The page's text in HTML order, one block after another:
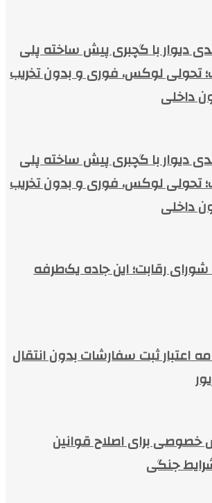
دیوار با گچبری پیش ساخته پلی
تحولی لوکس، فوری و بدون تخریب
داخلی
دیوار با گچبری پیش ساخته پلی
تحولی لوکس، فوری و بدون تخریب
داخلی
مصوبه ۸۵۶ شورای رقابت؛ این جاده یک‌طرفه
اعتبار ثبت سفارشات بدون انتقال
خصوصی برای اصلاح قوانین
جنگی